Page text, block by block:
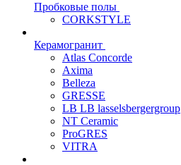
Пробковые полы
CORKSTYLE
Керамогранит
Atlas Concorde
Axima
Belleza
GRESSE
LB LB lasselsbergergroup
NT Ceramic
ProGRES
VITRA